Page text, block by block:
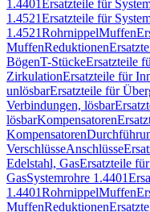
1.4401Ersatzteile für
1.4521Ersatzteile für
1.4521RohrnippelMuffen
MuffenReduktionen
BögenT-StückeErsatzteile
ZirkulationErsatzteile für
unlösbarErsatzteile für
Verbindungen, lösbar
lösbarKompensatoren
Kompensatoren
VerschlüsseAnschlüsse
Edelstahl, GasErsatzteile
GasSystemrohre 1.4401
1.4401RohrnippelMuffen
MuffenReduktionen